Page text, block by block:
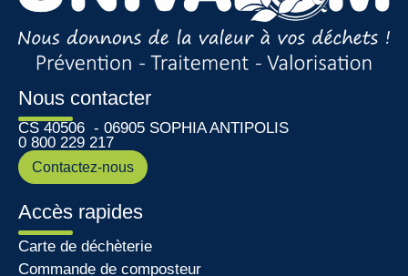
Nous contacter
CS 40506 - 06905 SOPHIA ANTIPOLIS
0 800 229 217
Contactez-nous
Accès rapides
Carte de déchèterie
Commande de composteur